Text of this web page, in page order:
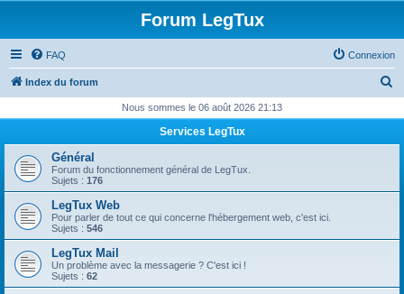
Forum LegTux
FAQ Connexion
Index du forum
h
r
Nous sommes le 06 août 2026 21:13
Services LegTux
Général
Forum du fonctionnement général de LegTux.
Sujets : 176
LegTux Web
Pour parler de tout ce qui concerne l'hébergement web, c'est ici.
Sujets : 546
LegTux Mail
Un problème avec la messagerie ? C'est ici !
Sujets : 62